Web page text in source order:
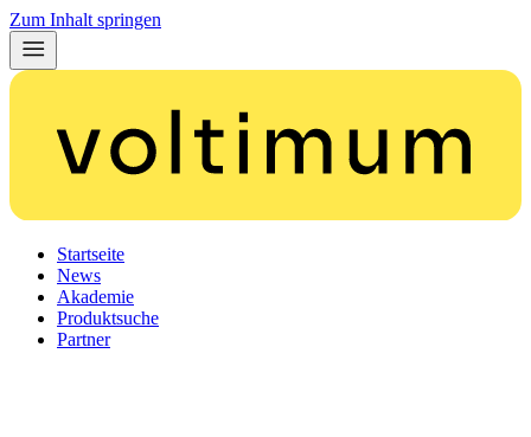
Zum Inhalt springen
Startseite
News
Akademie
Produktsuche
Partner